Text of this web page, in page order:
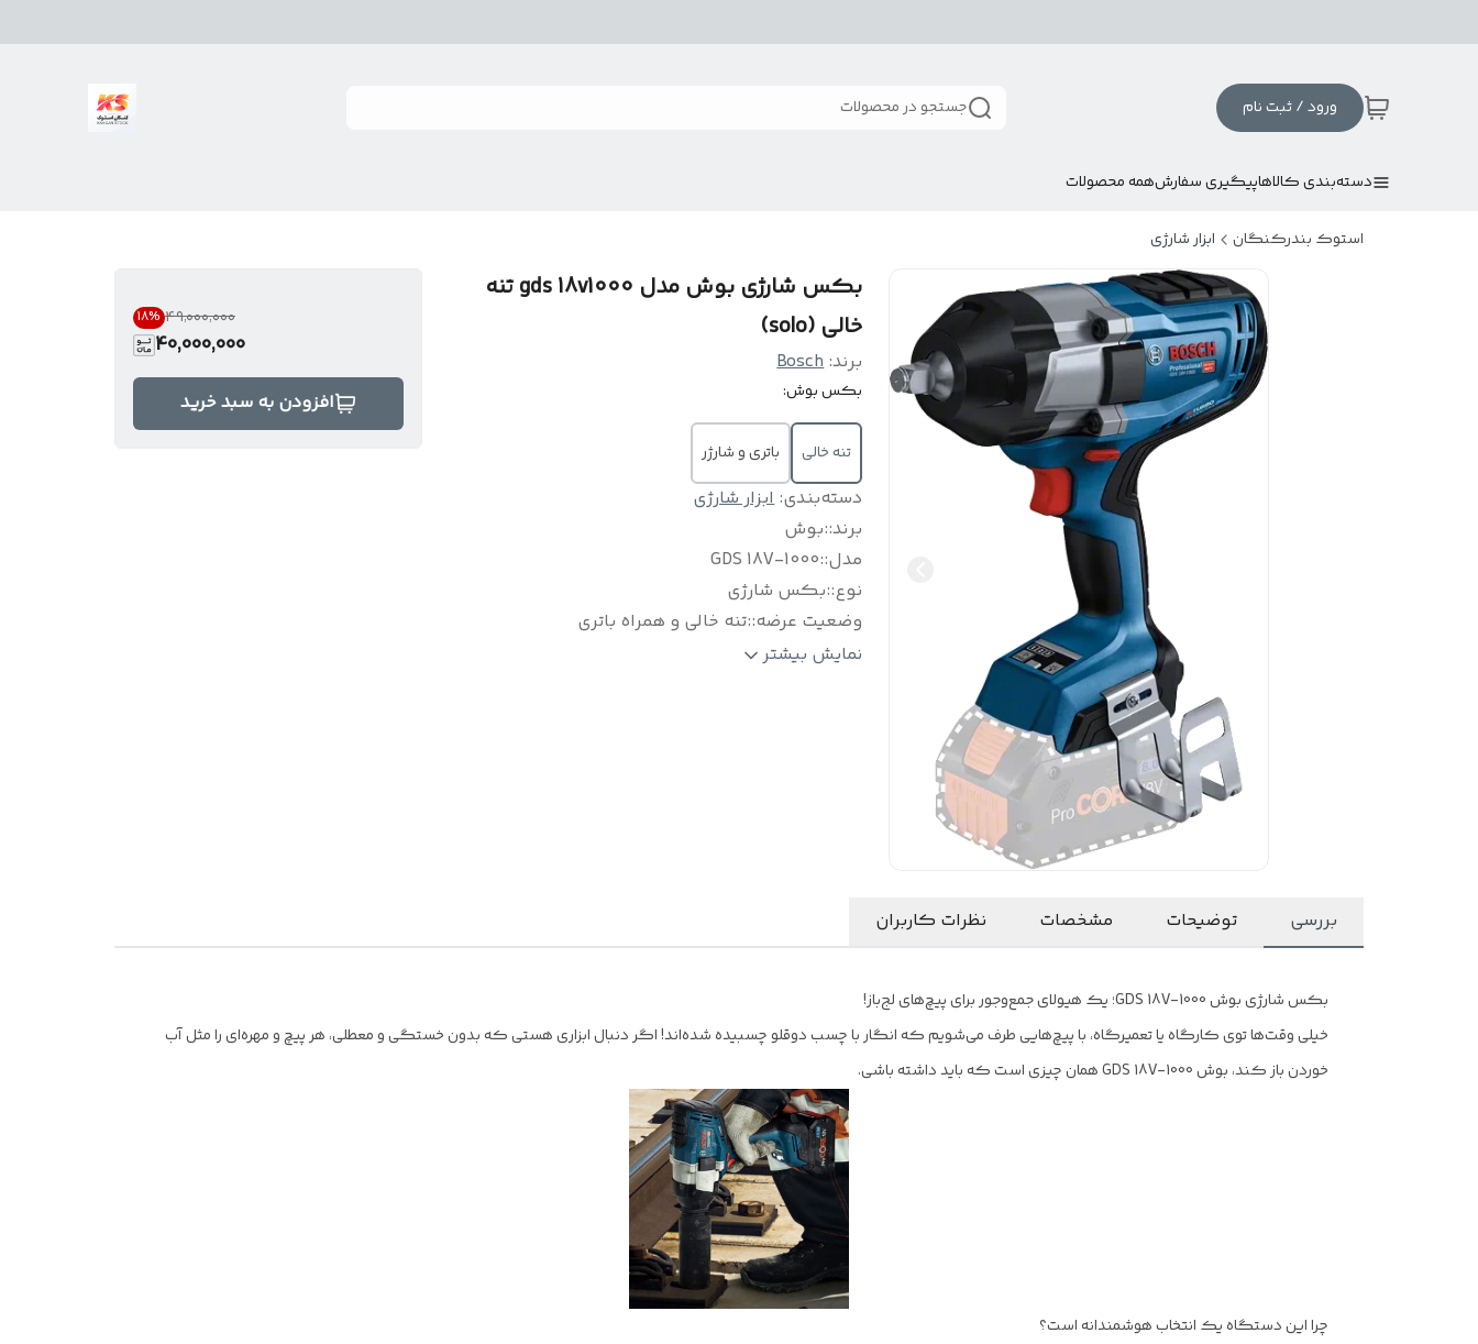
ورود / ثبت نام جستجو در محصولات
دسته‌بندی کالاهاپیگیری سفارشهمه محصولات
استوک بندرکنگان ابزار شارژی
بکس شارژی بوش مدل gds 18v1000 تنه
خالی (solo)
برند:Bosch
بکس بوش:
تنه خالی باتری و شارژر
دسته‌بندی:ابزار شارژی
برند::بوش
مدل::
GDS 18V-1000
نوع::بکس شارژی
وضعیت عرضه::تنه خالی و همراه باتری
کاربر:: صنعتی و حرفه اینمایش بیشتر
۴۹٬۰۰۰٬۰۰۰ 18%
40,000,000
افزودن به سبد خرید
بررسی توضیحات مشخصات نظرات کاربران
بکس شارژی بوش GDS 18V-1000؛ یک هیولای جمع‌وجور برای پیچ‌های لج‌باز!
خیلی وقت‌ها توی کارگاه یا تعمیرگاه، با پیچ‌هایی طرف می‌شویم که انگار با چسب دوقلو چسبیده شده‌اند! اگر دنبال ابزاری هستی که بدون خستگی و معطلی، هر پیچ و مهره‌ای را مثل آب
خوردن باز کند، بوش GDS 18V-1000 همان چیزی است که باید داشته باشی.
چرا این دستگاه یک انتخاب هوشمندانه است؟